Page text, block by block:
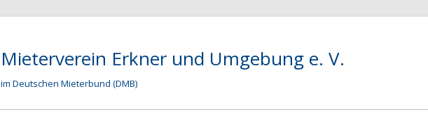
Mieterverein Erkner und Umgebung e. V.
im Deutschen Mieterbund (DMB)